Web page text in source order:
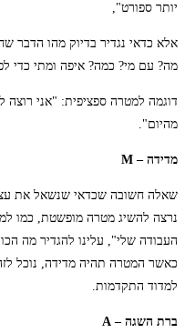
יותר ספורט",
אלא כדאי נגדיר בדיוק מהו הדבר
מה? עם מי? כמה? איפה ומתי כדי
מהיום".
מדידה – M
שאלה חשובה שכדאי שנשאל את
נרצה להשיג מטרה מופשטת, כמו
העבודה שלי", עלינו להגדיר מה
כאשר המטרה תהיה מדידה, נוכל
למדוד התקדמות.
ברת השגה – A